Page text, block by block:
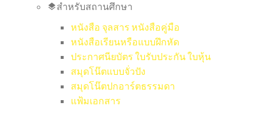
สำหรับสถานศึกษา
หนังสือ จุลสาร หนังสือคู่มือ
หนังสือเรียนหรือแบบฝึกหัด
ประกาศนียบัตร ใบรับประกัน ใบหุ้น
สมุดโน๊ตแบบจั่วปัง
สมุดโน๊ตปกอาร์ตธรรมดา
แฟ้มเอกสาร